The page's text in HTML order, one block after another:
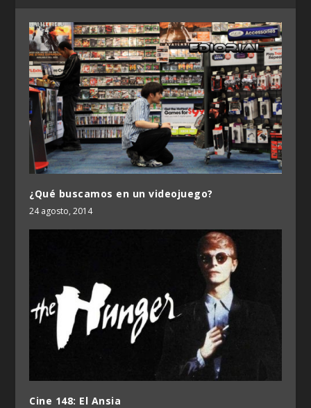
¿Qué buscamos en un videojuego?
24 agosto, 2014
Cine 148: El Ansia